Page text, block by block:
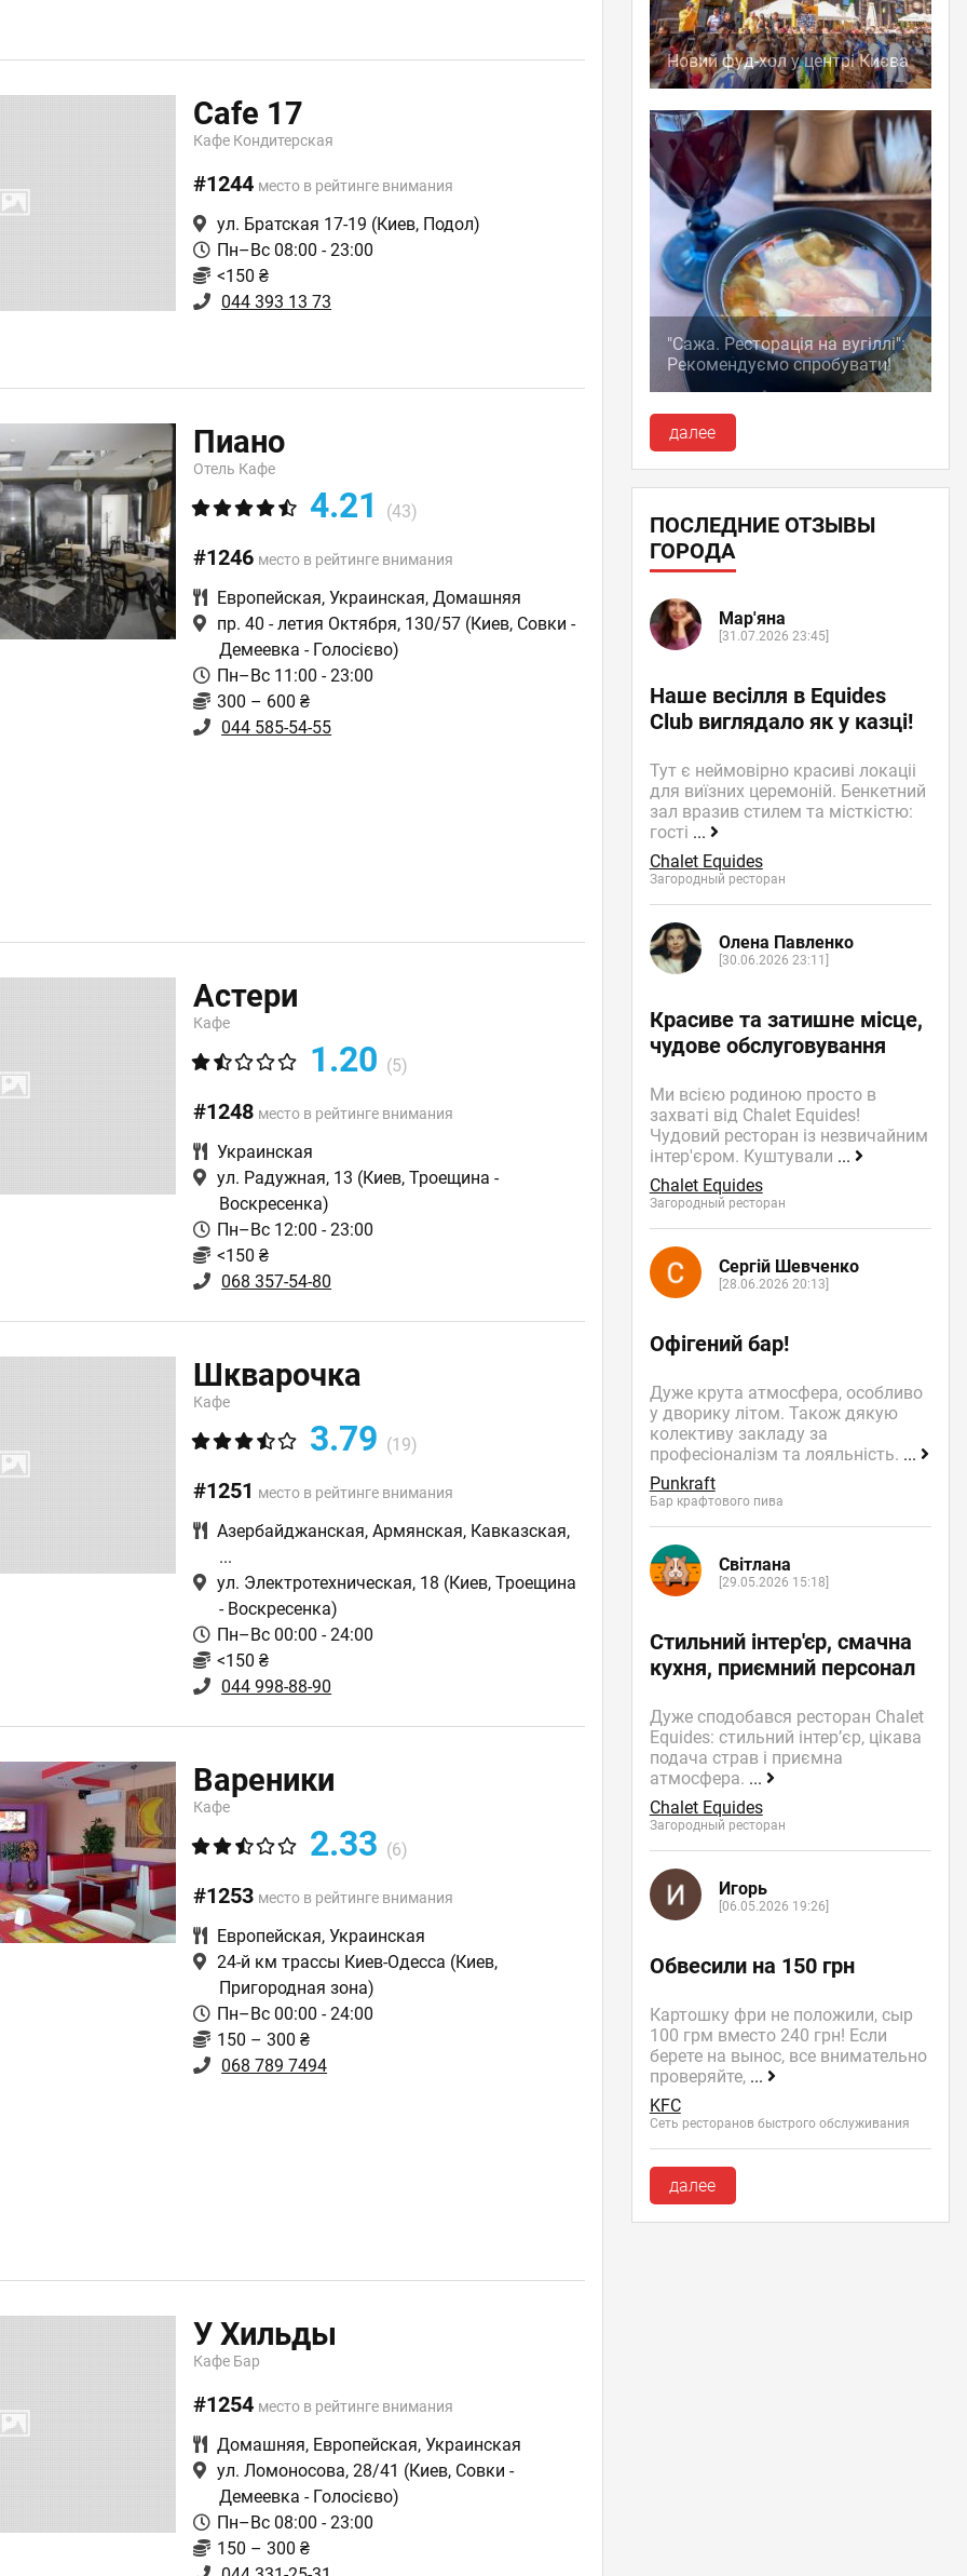
Cafe 17
Кафе Кондитерская
#1244 место в рейтинге внимания
ул. Братская 17-19 (Киев, Подол)
Пн–Вс 08:00 - 23:00
<150 ₴
044 393 13 73
Пиано
Отель Кафе
4.21 (43)
#1246 место в рейтинге внимания
Европейская,Украинская,Домашняя
пр. 40 - летия Октября, 130/57 (Киев, Совки -
Демеевка - Голосієво)
Пн–Вс 11:00 - 23:00
300 – 600 ₴
044 585-54-55
Астери
Кафе
1.20 (5)
#1248 место в рейтинге внимания
Украинская
ул. Радужная, 13 (Киев, Троещина -
Воскресенка)
Пн–Вс 12:00 - 23:00
<150 ₴
068 357-54-80
Шкварочка
Кафе
3.79 (19)
#1251 место в рейтинге внимания
Азербайджанская,Армянская, Кавказская,
...
ул. Электротехническая, 18 (Киев, Троещина
- Воскресенка)
Пн–Вс 00:00 - 24:00
<150 ₴
044 998-88-90
Вареники
Кафе
2.33 (6)
#1253 место в рейтинге внимания
Европейская,Украинская
24-й км трассы Киев-Одесса (Киев,
Пригородная зона)
Пн–Вс 00:00 - 24:00
150 – 300 ₴
068 789 7494
У Хильды
Кафе Бар
#1254 место в рейтинге внимания
Домашняя, Европейская,Украинская
ул. Ломоносова, 28/41 (Киев, Совки -
Демеевка - Голосієво)
Пн–Вс 08:00 - 23:00
150 – 300 ₴
Новий фуд-хол у центрі Києва
"Сажа. Ресторація на вугіллі":
Рекомендуємо спробувати!
далее
ПОСЛЕДНИЕ ОТЗЫВЫ
ГОРОДА
Мар'яна
[31.07.2026 23:45]
Наше весілля в Equides
Club виглядало як у казці!
Тут є неймовірно красиві локаціі
для виїзних церемоній. Бенкетний
зал вразив стилем та місткістю:
гості ...
Chalet Equides
Загородный ресторан
Олена Павленко
[30.06.2026 23:11]
Красиве та затишне місце,
чудове обслуговування
Ми всією родиною просто в
захваті від Chalet Equides!
Чудовий ресторан із незвичайним
інтер'єром. Куштували ...
Chalet Equides
Загородный ресторан
Сергій Шевченко
[28.06.2026 20:13]
Офігений бар!
Дуже крута атмосфера, особливо
у дворику літом. Також дякую
колективу закладу за
професіоналізм та лояльність. ...
Punkraft
Бар крафтового пива
Світлана
[29.05.2026 15:18]
Стильний інтер'єр, смачна
кухня, приємний персонал
Дуже сподобався ресторан Chalet
Equides: стильний інтер’єр, цікава
подача страв і приємна
атмосфера. ...
Chalet Equides
Загородный ресторан
Игорь
[06.05.2026 19:26]
Обвесили на 150 грн
Картошку фри не положили, сыр
100 грм вместо 240 грн! Если
берете на вынос, все внимательно
проверяйте, ...
KFC
Сеть ресторанов быстрого обслуживания
далее